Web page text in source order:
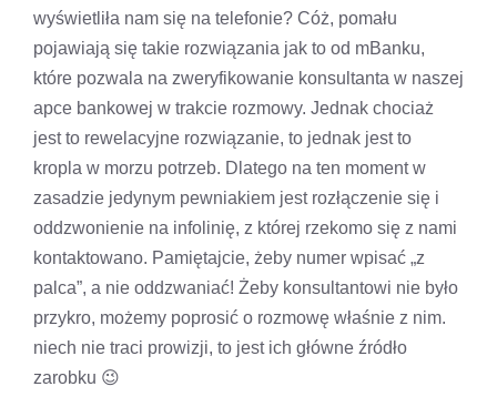
wyświetliła nam się na telefonie? Cóż, pomału
pojawiają się takie rozwiązania jak to od mBanku,
które pozwala na zweryfikowanie konsultanta w naszej
apce bankowej w trakcie rozmowy. Jednak chociaż
jest to rewelacyjne rozwiązanie, to jednak jest to
kropla w morzu potrzeb. Dlatego na ten moment w
zasadzie jedynym pewniakiem jest rozłączenie się i
oddzwonienie na infolinię, z której rzekomo się z nami
kontaktowano. Pamiętajcie, żeby numer wpisać „z
palca”, a nie oddzwaniać! Żeby konsultantowi nie było
przykro, możemy poprosić o rozmowę właśnie z nim.
niech nie traci prowizji, to jest ich główne źródło
zarobku 😉